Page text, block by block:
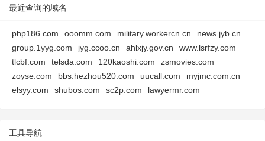
最近查询的域名
php186.com ooomm.com military.workercn.cn
news.jyb.cn
group.1yyg.com
jyg.ccoo.cn ahlxjy.gov.cn
www.lsrfzy.com
tlcbf.com
telsda.com 120kaoshi.com
zsmovies.com
zoyse.com
bbs.hezhou520.com uucall.com
myjmc.com.cn
elsyy.com
shubos.com sc2p.com lawyermr.com
工具导航